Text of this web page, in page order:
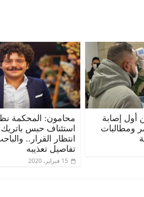
أول إصابة
ومطالبات
محامون: المحكمة
استئناف حبس
انتظار القرار..
تفاصيل تعذيبه
15 فبراير، 2020
الرئيسية
مقعد
حسين
(بروفايل)
مصر ناس وناس
د. نور فرحات فقيه
عن قضايا الوطن وانحاز